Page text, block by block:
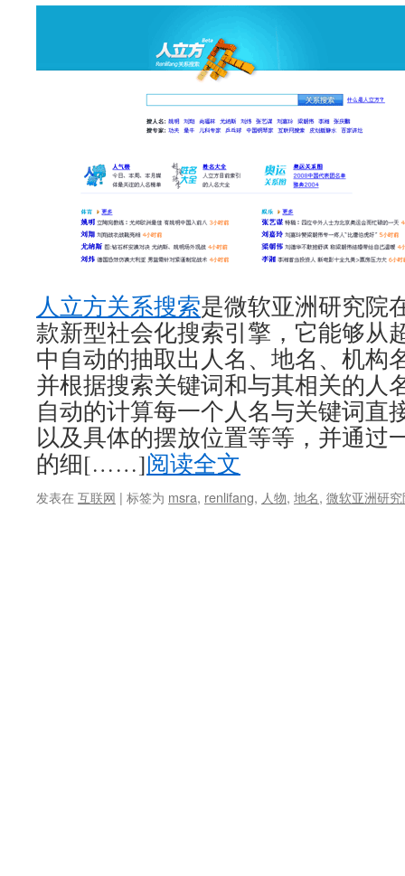
人立方关系搜索是微软亚洲研究院
款新型社会化搜索引擎，它能够从
中自动的抽取出人名、地名、机构
并根据搜索关键词和与其相关的人
自动的计算每一个人名与关键词直
以及具体的摆放位置等等，并通过
的细[……]阅读全文
发表在 互联网 | 标签为 msra, renlifang, 人物, 地名, 微软亚洲研